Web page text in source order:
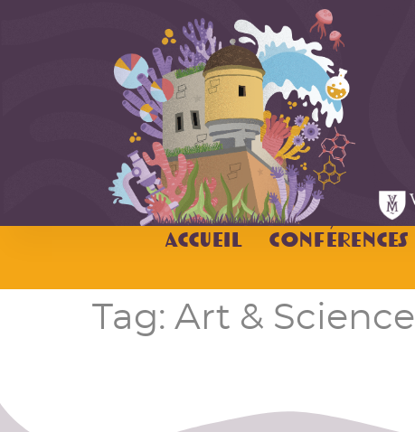
Accueil Conférences
Tag: Art & Science